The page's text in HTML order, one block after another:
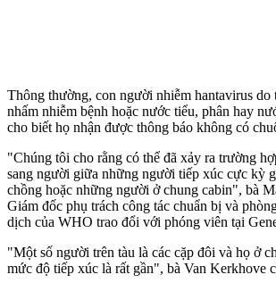
Thông thường, con người nhiễm hantavirus
nhấm nhiễm bệnh hoặc nước tiểu, phân hay
cho biết họ nhận được thông báo không có
"Chúng tôi cho rằng có thể đã xảy ra trường
sang người giữa những người tiếp xúc cực kỳ
chồng hoặc những người ở chung cabin", bà
Giám đốc phụ trách công tác chuẩn bị và
dịch của WHO trao đổi với phóng viên tại
"Một số người trên tàu là các cặp đôi và họ ở
mức độ tiếp xúc là rất gần", bà Van Kerkhove